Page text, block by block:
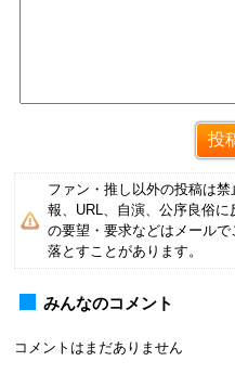
ファン・推し以外の投稿は
報、URL、自演、公序良俗
の要望・要求などはメール
落とすことがあります。
みんなのコメント
コメントはまだありません